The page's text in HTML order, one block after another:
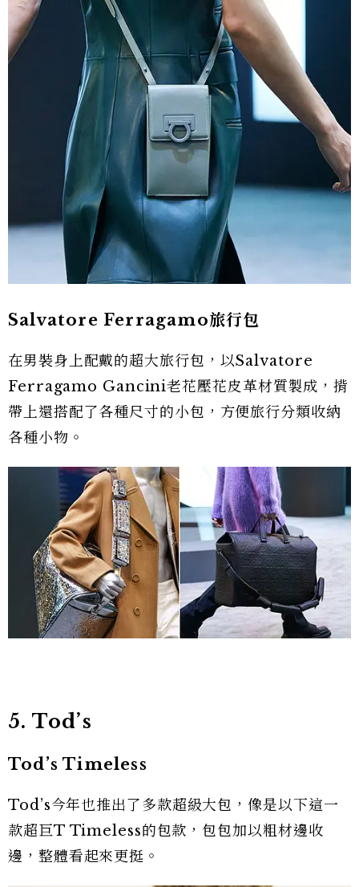
Salvatore Ferragamo旅行包
在男裝身上配戴的超大旅行包，以Salvatore
Ferragamo Gancini老花壓花皮革材質製成，揹
帶上還搭配了各種尺寸的小包，方便旅行分類收納
各種小物。
5. Tod’s
Tod’s Timeless
Tod’s今年也推出了多款超級大包，像是以下這一
款超巨T Timeless的包款，包包加以粗材邊收
邊，整體看起來更挺。